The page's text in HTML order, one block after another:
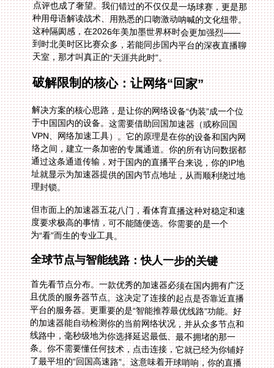
天室，那才叫真正的“天涯共此时”。
破解限制的核心：让网络“回家”
解决方案的核心思路，是让你的网络设备“伪装”成一个位
于中国国内的设备。这需要借助回国加速器（或称回国
VPN、网络加速工具）。它的原理是在你的设备和国内网
络之间，建立一条加密的专属通道。你的所有访问数据都
通过这条通道传输，对于国内的直播平台来说，你的IP地
址就显示为加速器提供的国内节点地址，从而顺利绕过地
理封锁。
但市面上的加速器五花八门，看体育直播这种对稳定和速
度要求极高的事情，可不能随便选。你需要的是一个
为“看”而生的专业工具。
全球节点与智能线路：快人一步的关键
首先看节点分布。一款优秀的加速器必须在国内拥有广泛
且优质的服务器节点。这决定了连接的起点是否靠近直播
平台的服务器。更重要的是“智能推荐最优线路”功能。好
的加速器能自动检测你的当前网络状况，并从众多节点和
线路中，毫秒级地为你选择延迟最低、最不拥堵的那一
条。你不需要懂任何技术，点击连接，它就已经为你铺好
了最平坦的“回国高速路”。这意味着开球哨响，你的直播